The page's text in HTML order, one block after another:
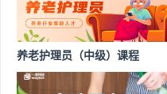
养老护理员（中级）课程